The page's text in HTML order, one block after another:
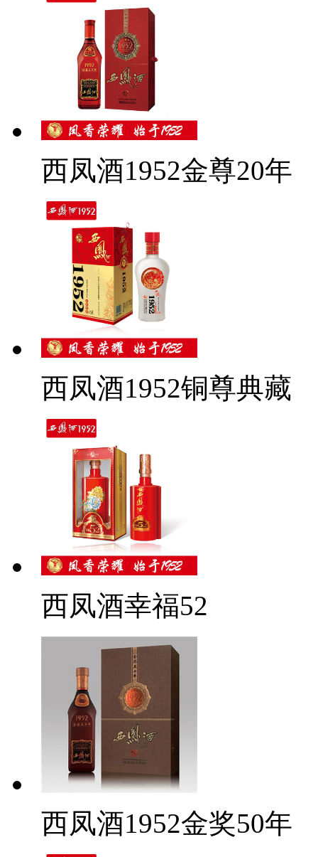
西凤酒1952金尊20年
西凤酒1952铜尊典藏
西凤酒幸福52
西凤酒1952金奖50年